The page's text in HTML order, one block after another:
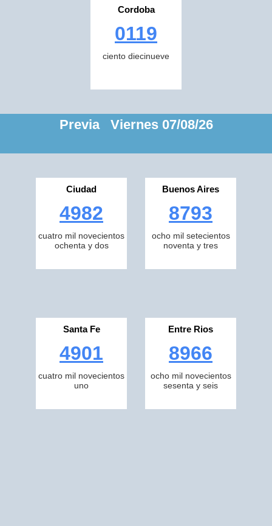
Cordoba
0119
ciento diecinueve
Previa Viernes 07/08/26
Ciudad
4982
cuatro mil novecientos
ochenta y dos
Buenos Aires
8793
ocho mil setecientos
noventa y tres
Santa Fe
4901
cuatro mil novecientos
uno
Entre Rios
8966
ocho mil novecientos
sesenta y seis